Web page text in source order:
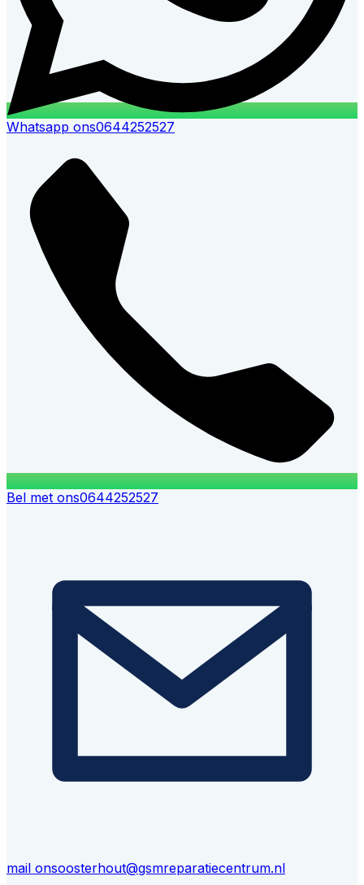
Whatsapp ons0644252527
Bel met ons0644252527
mail onsoosterhout@gsmreparatiecentrum.nl